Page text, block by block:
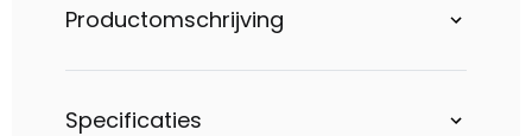
Productomschrijving
Specificaties